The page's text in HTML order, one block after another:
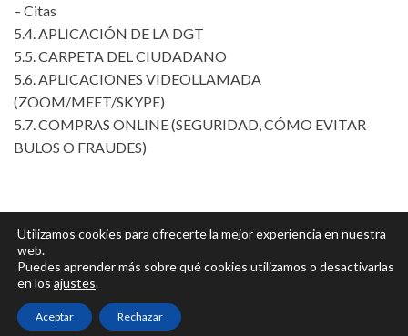
– Citas
5.4. APLICACIÓN DE LA DGT
5.5. CARPETA DEL CIUDADANO
5.6. APLICACIONES VIDEOLLAMADA
(ZOOM/MEET/SKYPE)
5.7. COMPRAS ONLINE (SEGURIDAD, CÓMO EVITAR
BULOS O FRAUDES)
Política de privacidad
Utilizamos cookies para ofrecerte la mejor experiencia en nuestra
web.
Puedes aprender más sobre qué cookies utilizamos o desactivarlas
en los ajustes.
Aceptar Rechazar